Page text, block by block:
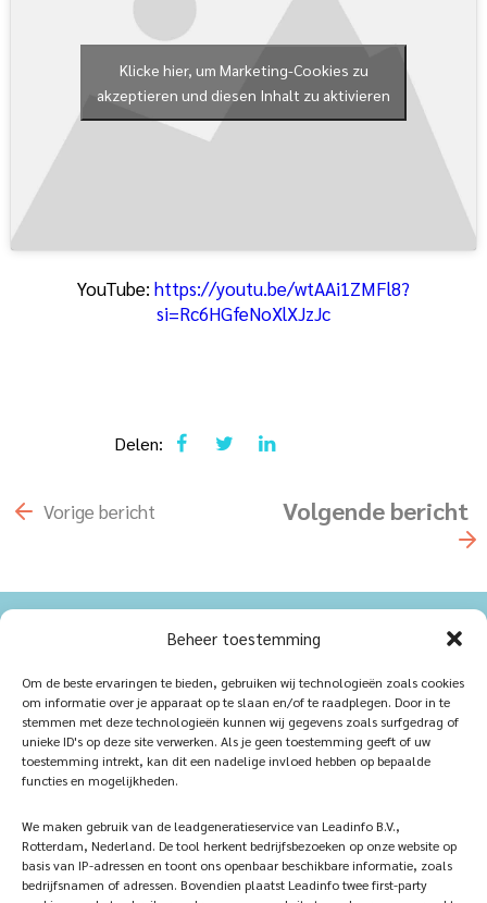
Beheer toestemming
Om de beste ervaringen te bieden, gebruiken wij technologieën zoals cookies
om informatie over je apparaat op te slaan en/of te raadplegen. Door in te
stemmen met deze technologieën kunnen wij gegevens zoals surfgedrag of
unieke ID's op deze site verwerken. Als je geen toestemming geeft of uw
toestemming intrekt, kan dit een nadelige invloed hebben op bepaalde
functies en mogelijkheden.
We maken gebruik van de leadgeneratieservice van Leadinfo B.V.,
Rotterdam, Nederland. De tool herkent bedrijfsbezoeken op onze website op
basis van IP-adressen en toont ons openbaar beschikbare informatie, zoals
bedrijfsnamen of adressen. Bovendien plaatst Leadinfo twee first-party
Klicke hier, um Marketing-Cookies zu
akzeptieren und diesen Inhalt zu aktivieren
YouTube: https://youtu.be/wtAAi1ZMFl8?
si=Rc6HGfeNoXlXJzJc
Delen:
Vorige bericht Volgende bericht
Produkte
iQ Atelier
Inspiration
Referenzen
Stellenangebote
Kontakt
Veelgestelde vragen